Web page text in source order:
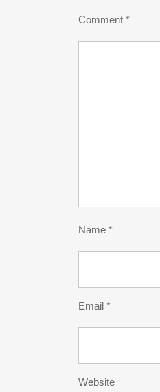
Comment *
Name *
Email *
Website